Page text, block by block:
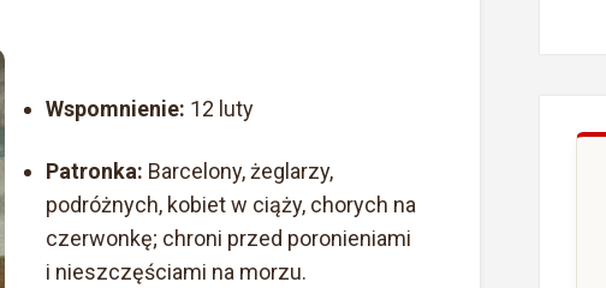
Wspomnienie: 12 luty
Patronka: Barcelony, żeglarzy,
podróżnych, kobiet w ciąży, chorych na
czerwonkę; chroni przed poronieniami
i nieszczęściami na morzu.